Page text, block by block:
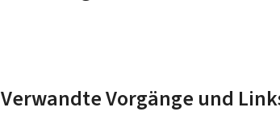
Verwandte Vorgänge und